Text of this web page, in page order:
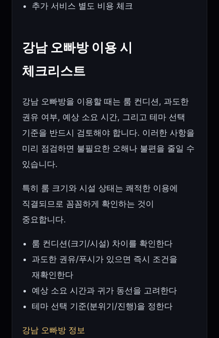
추가 서비스 별도 비용 체크
강남 오빠방 이용 시
체크리스트
강남 오빠방을 이용할 때는 룸 컨디션, 과도한
권유 여부, 예상 소요 시간, 그리고 테마 선택
기준을 반드시 검토해야 합니다. 이러한 사항을
미리 점검하면 불필요한 오해나 불편을 줄일 수
있습니다.
특히 룸 크기와 시설 상태는 쾌적한 이용에
직결되므로 꼼꼼하게 확인하는 것이
중요합니다.
룸 컨디션(크기/시설) 차이를 확인한다
과도한 권유/푸시가 있으면 즉시 조건을
재확인한다
예상 소요 시간과 귀가 동선을 고려한다
테마 선택 기준(분위기/진행)을 정한다
강남 오빠방 정보